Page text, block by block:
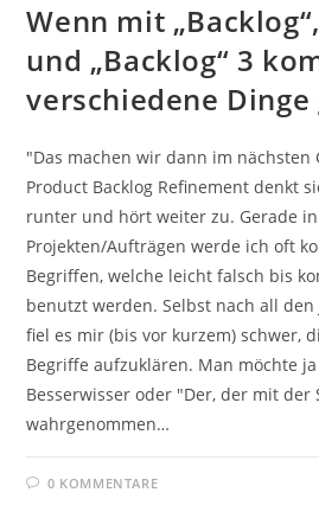
Wenn mit
und „Backlog“ 3
verschiedene
"Das machen wir dann im nächsten
Product Backlog Refinement denkt
runter und hört weiter zu. Gerade
Projekten/Aufträgen werde ich oft
Begriffen, welche leicht falsch bis
benutzt werden. Selbst nach all
fiel es mir (bis vor kurzem) schwer,
Begriffe aufzuklären. Man möchte
Besserwisser oder "Der, der mit
wahrgenommen…
0 KOMMENTARE